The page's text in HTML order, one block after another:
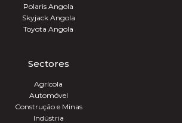
Polaris Angola
Skyjack Angola
Toyota Angola
Sectores
Agrícola
Automóvel
Construção e Minas
Indústria